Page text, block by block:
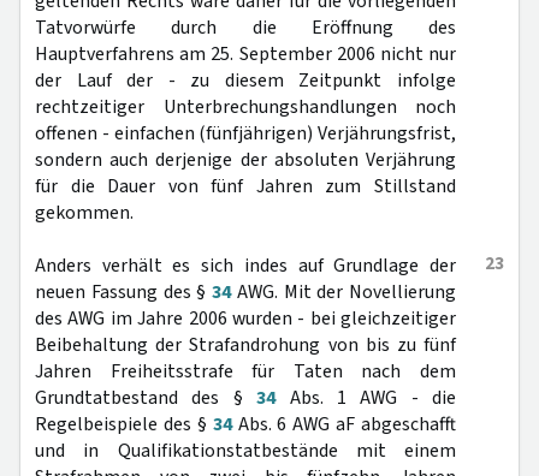
Tatvorwürfe durch die Eröffnung des
Hauptverfahrens am 25. September 2006 nicht nur
der Lauf der - zu diesem Zeitpunkt infolge
rechtzeitiger Unterbrechungshandlungen noch
offenen - einfachen (fünfjährigen) Verjährungsfrist,
sondern auch derjenige der absoluten Verjährung
für die Dauer von fünf Jahren zum Stillstand
gekommen.
23
Anders verhält es sich indes auf Grundlage der
neuen Fassung des § 34AWG. Mit der Novellierung
des AWG im Jahre 2006 wurden - bei gleichzeitiger
Beibehaltung der Strafandrohung von bis zu fünf
Jahren Freiheitsstrafe für Taten nach dem
Grundtatbestand des §34Abs. 1 AWG - die
Regelbeispiele des § 34Abs. 6 AWG aF abgeschafft
und in Qualifikationstatbestände mit einem